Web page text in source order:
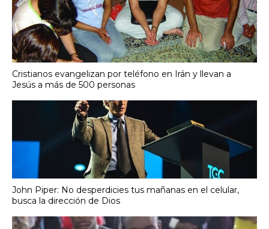
Cristianos evangelizan por teléfono en Irán y llevan a
Jesús a más de 500 personas
John Piper: No desperdicies tus mañanas en el celular,
busca la dirección de Dios